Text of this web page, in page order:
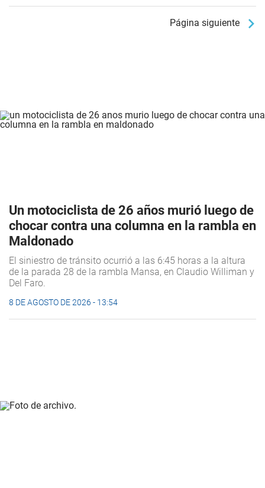
Página siguiente
Un motociclista de 26 años murió luego de
chocar contra una columna en la rambla en
Maldonado
El siniestro de tránsito ocurrió a las 6:45 horas a la altura
de la parada 28 de la rambla Mansa, en Claudio Williman y
Del Faro.
8 DE AGOSTO DE 2026 - 13:54